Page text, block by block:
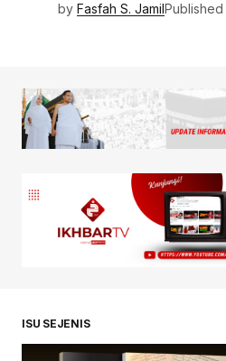
by Fasfah S. JamilPublished
ISU SEJENIS